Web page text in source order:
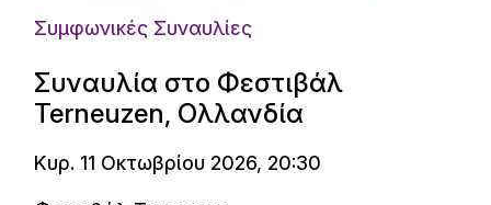
Συμφωνικές Συναυλίες
Συναυλία στο Φεστιβάλ
Terneuzen, Ολλανδία
Κυρ. 11 Οκτωβρίου 2026, 20:30